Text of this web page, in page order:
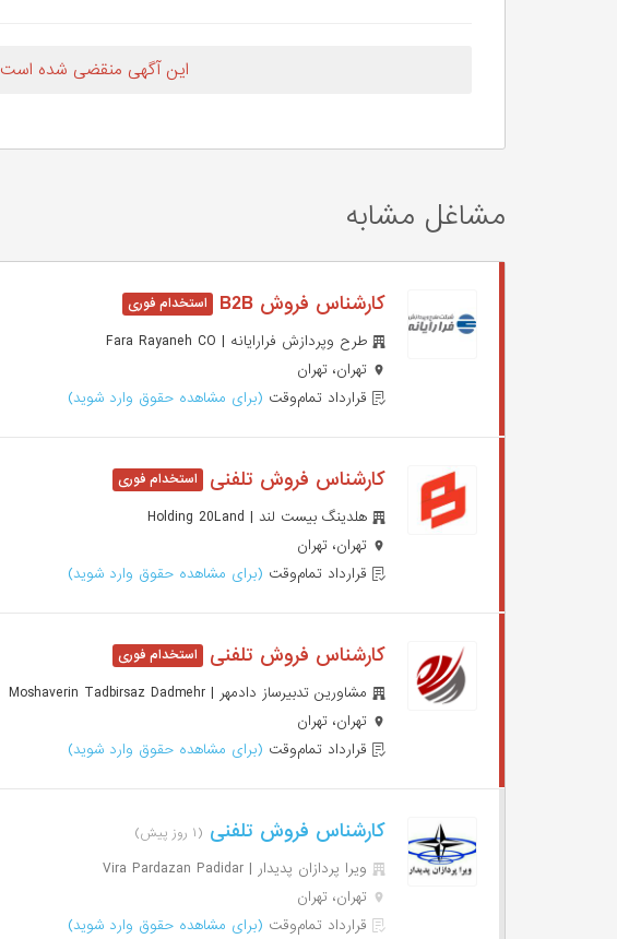
این آگهی منقضی شده است
مشاغل مشابه
کارشناس فروش B2B
طرح وپردازش فرارایانه | Fara Rayaneh CO
تهران، تهران
قرارداد تمام‌وقت (برای مشاهده حقوق وارد شوید)
کارشناس فروش تلفنی
هلدینگ بیست لند | Holding 20Land
تهران، تهران
قرارداد تمام‌وقت (برای مشاهده حقوق وارد شوید)
کارشناس فروش تلفنی
مشاورین تدبیرساز دادمهر | Moshaverin Tadbirsaz Dadmehr
تهران، تهران
قرارداد تمام‌وقت (برای مشاهده حقوق وارد شوید)
کارشناس فروش تلفنی (۱ روز پیش)
ویرا پردازان پدیدار | Vira Pardazan Padidar
تهران، تهران
قرارداد تمام‌وقت (برای مشاهده حقوق وارد شوید)